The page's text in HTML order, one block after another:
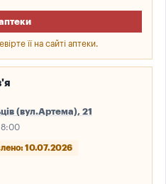
її на сайті аптеки.
(вул.Артема), 21
8:00
10.07.2026